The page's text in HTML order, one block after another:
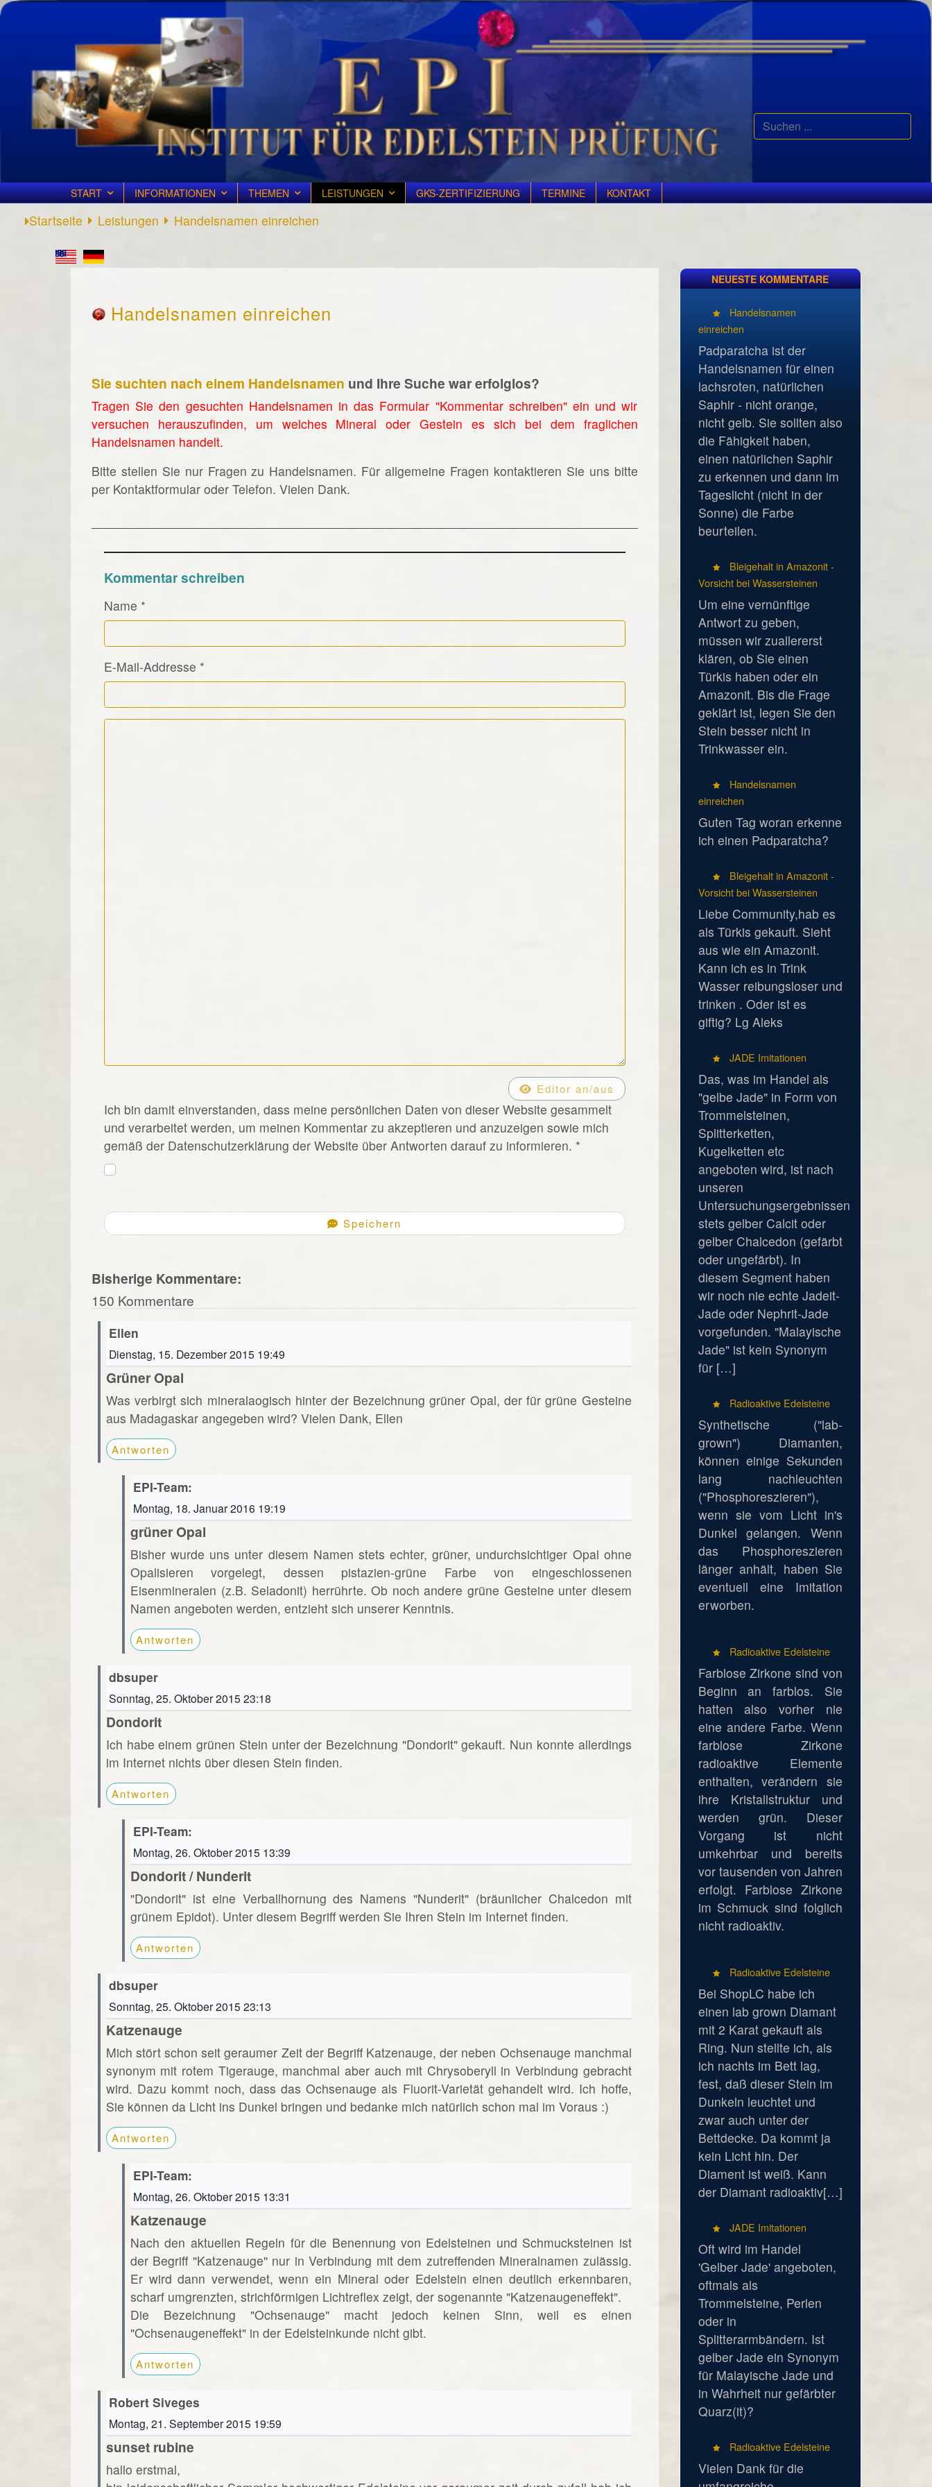
Suchen
...
START INFORMATIONEN THEMEN LEISTUNGEN GKS-ZERTIFIZIERUNG TERMINE KONTAKT
Startseite Leistungen Handelsnamen einreichen
Handelsnamen einreichen
Sie suchten nach einem Handelsnamen und Ihre Suche war erfolglos?
Tragen Sie den gesuchten Handelsnamen in das Formular "Kommentar schreiben" ein und wir
versuchen herauszufinden, um welches Mineral oder Gestein es sich bei dem fraglichen
Handelsnamen handelt.
Bitte stellen Sie nur Fragen zu Handelsnamen. Für allgemeine Fragen kontaktieren Sie uns bitte
per Kontaktformular oder Telefon. Vielen Dank.
Kommentar schreiben
Name *
E-Mail-Addresse *
Kommentar Text
Editor an/aus
Ich bin damit einverstanden, dass meine persönlichen Daten von dieser Website gesammelt
und verarbeitet werden, um meinen Kommentar zu akzeptieren und anzuzeigen sowie mich
gemäß der Datenschutzerklärung der Website über Antworten darauf zu informieren. *
Speichern
Bisherige Kommentare:
150 Kommentare
Ellen
Dienstag, 15. Dezember 2015 19:49
Grüner Opal
Was verbirgt sich mineralaogisch hinter der Bezeichnung grüner Opal, der für grüne Gesteine
aus Madagaskar angegeben wird? Vielen Dank, Ellen
Antworten
EPI-Team:
Montag, 18. Januar 2016 19:19
grüner Opal
Bisher wurde uns unter diesem Namen stets echter, grüner, undurchsichtiger Opal ohne
Opalisieren vorgelegt, dessen pistazien-grüne Farbe von eingeschlossenen
Eisenmineralen (z.B. Seladonit) herrührte. Ob noch andere grüne Gesteine unter diesem
Namen angeboten werden, entzieht sich unserer Kenntnis.
Antworten
dbsuper
Sonntag, 25. Oktober 2015 23:18
Dondorit
Ich habe einem grünen Stein unter der Bezeichnung "Dondorit" gekauft. Nun konnte allerdings
im Internet nichts über diesen Stein finden.
Antworten
EPI-Team:
Montag, 26. Oktober 2015 13:39
Dondorit / Nunderit
"Dondorit" ist eine Verballhornung des Namens "Nunderit" (bräunlicher Chalcedon mit
grünem Epidot). Unter diesem Begriff werden Sie Ihren Stein im Internet finden.
Antworten
dbsuper
Sonntag, 25. Oktober 2015 23:13
Katzenauge
Mich stört schon seit geraumer Zeit der Begriff Katzenauge, der neben Ochsenauge manchmal
synonym mit rotem Tigerauge, manchmal aber auch mit Chrysoberyll in Verbindung gebracht
wird. Dazu kommt noch, dass das Ochsenauge als Fluorit-Varietät gehandelt wird. Ich hoffe,
Sie können da Licht ins Dunkel bringen und bedanke mich natürlich schon mal im Voraus :)
Antworten
EPI-Team:
Montag, 26. Oktober 2015 13:31
Katzenauge
Nach den aktuellen Regeln für die Benennung von Edelsteinen und Schmucksteinen ist
der Begriff "Katzenauge" nur in Verbindung mit dem zutreffenden Mineralnamen zulässig.
Er wird dann verwendet, wenn ein Mineral oder Edelstein einen deutlich erkennbaren,
scharf umgrenzten, strichförmigen Lichtreflex zeigt, der sogenannte "Katzenaugeneffekt".
Die Bezeichnung "Ochsenauge" macht jedoch keinen Sinn, weil es einen
"Ochsenaugeneffekt" in der Edelsteinkunde nicht gibt.
Antworten
Robert Siveges
Montag, 21. September 2015 19:59
sunset rubine
hallo erstmal,
NEUESTE KOMMENTARE
Handelsnamen
einreichen
Padparatcha ist der
Handelsnamen für einen
lachsroten, natürlichen
Saphir - nicht orange,
nicht gelb. Sie sollten also
die Fähigkeit haben,
einen natürlichen Saphir
zu erkennen und dann im
Tageslicht (nicht in der
Sonne) die Farbe
beurteilen.
Bleigehalt in Amazonit -
Vorsicht bei Wassersteinen
Um eine vernünftige
Antwort zu geben,
müssen wir zuallererst
klären, ob Sie einen
Türkis haben oder ein
Amazonit. Bis die Frage
geklärt ist, legen Sie den
Stein besser nicht in
Trinkwasser ein.
Handelsnamen
einreichen
Guten Tag woran erkenne
ich einen Padparatcha?
Bleigehalt in Amazonit -
Vorsicht bei Wassersteinen
Liebe Community,hab es
als Türkis gekauft. Sieht
aus wie ein Amazonit.
Kann ich es in Trink
Wasser reibungsloser und
trinken . Oder ist es
giftig? Lg Aleks
JADE Imitationen
Das, was im Handel als
"gelbe Jade" in Form von
Trommelsteinen,
Splitterketten,
Kugelketten etc
angeboten wird, ist nach
unseren
Untersuchungsergebnissen
stets gelber Calcit oder
gelber Chalcedon (gefärbt
oder ungefärbt). In
diesem Segment haben
wir noch nie echte Jadeit-
Jade oder Nephrit-Jade
vorgefunden. "Malayische
Jade" ist kein Synonym
für […]
Radioaktive Edelsteine
Synthetische ("lab-
grown") Diamanten,
können einige Sekunden
lang nachleuchten
("Phosphoreszieren"),
wenn sie vom Licht in's
Dunkel gelangen. Wenn
das Phosphoreszieren
länger anhält, haben Sie
eventuell eine Imitation
erworben.
Radioaktive Edelsteine
Farblose Zirkone sind von
Beginn an farblos. Sie
hatten also vorher nie
eine andere Farbe. Wenn
farblose Zirkone
radioaktive Elemente
enthalten, verändern sie
ihre Kristallstruktur und
werden grün. Dieser
Vorgang ist nicht
umkehrbar und bereits
vor tausenden von Jahren
erfolgt. Farblose Zirkone
im Schmuck sind folglich
nicht radioaktiv.
Radioaktive Edelsteine
Bei ShopLC habe ich
einen lab grown Diamant
mit 2 Karat gekauft als
Ring. Nun stellte ich, als
ich nachts im Bett lag,
fest, daß dieser Stein im
Dunkeln leuchtet und
zwar auch unter der
Bettdecke. Da kommt ja
kein Licht hin. Der
Diament ist weiß. Kann
der Diamant radioaktiv[…]
JADE Imitationen
Oft wird im Handel
'Gelber Jade' angeboten,
oftmals als
Trommelsteine, Perlen
oder in
Splitterarmbändern. Ist
gelber Jade ein Synonym
für Malayische Jade und
in Wahrheit nur gefärbter
Quarz(it)?
Radioaktive Edelsteine
Vielen Dank für die